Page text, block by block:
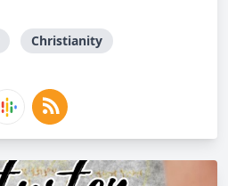
Christianity